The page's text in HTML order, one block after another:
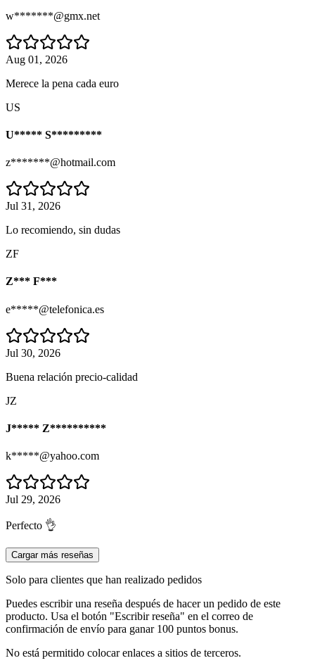
w*******@gmx.net
Aug 01, 2026
Merece la pena cada euro
US
U***** S*********
z*******@hotmail.com
Jul 31, 2026
Lo recomiendo, sin dudas
ZF
Z*** F***
e*****@telefonica.es
Jul 30, 2026
Buena relación precio-calidad
JZ
J***** Z**********
k*****@yahoo.com
Jul 29, 2026
Perfecto 👌
Cargar más reseñas
Solo para clientes que han realizado pedidos
Puedes escribir una reseña después de hacer un pedido de este
producto. Usa el botón "Escribir reseña" en el correo de
confirmación de envío para ganar 100 puntos bonus.
No está permitido colocar enlaces a sitios de terceros.